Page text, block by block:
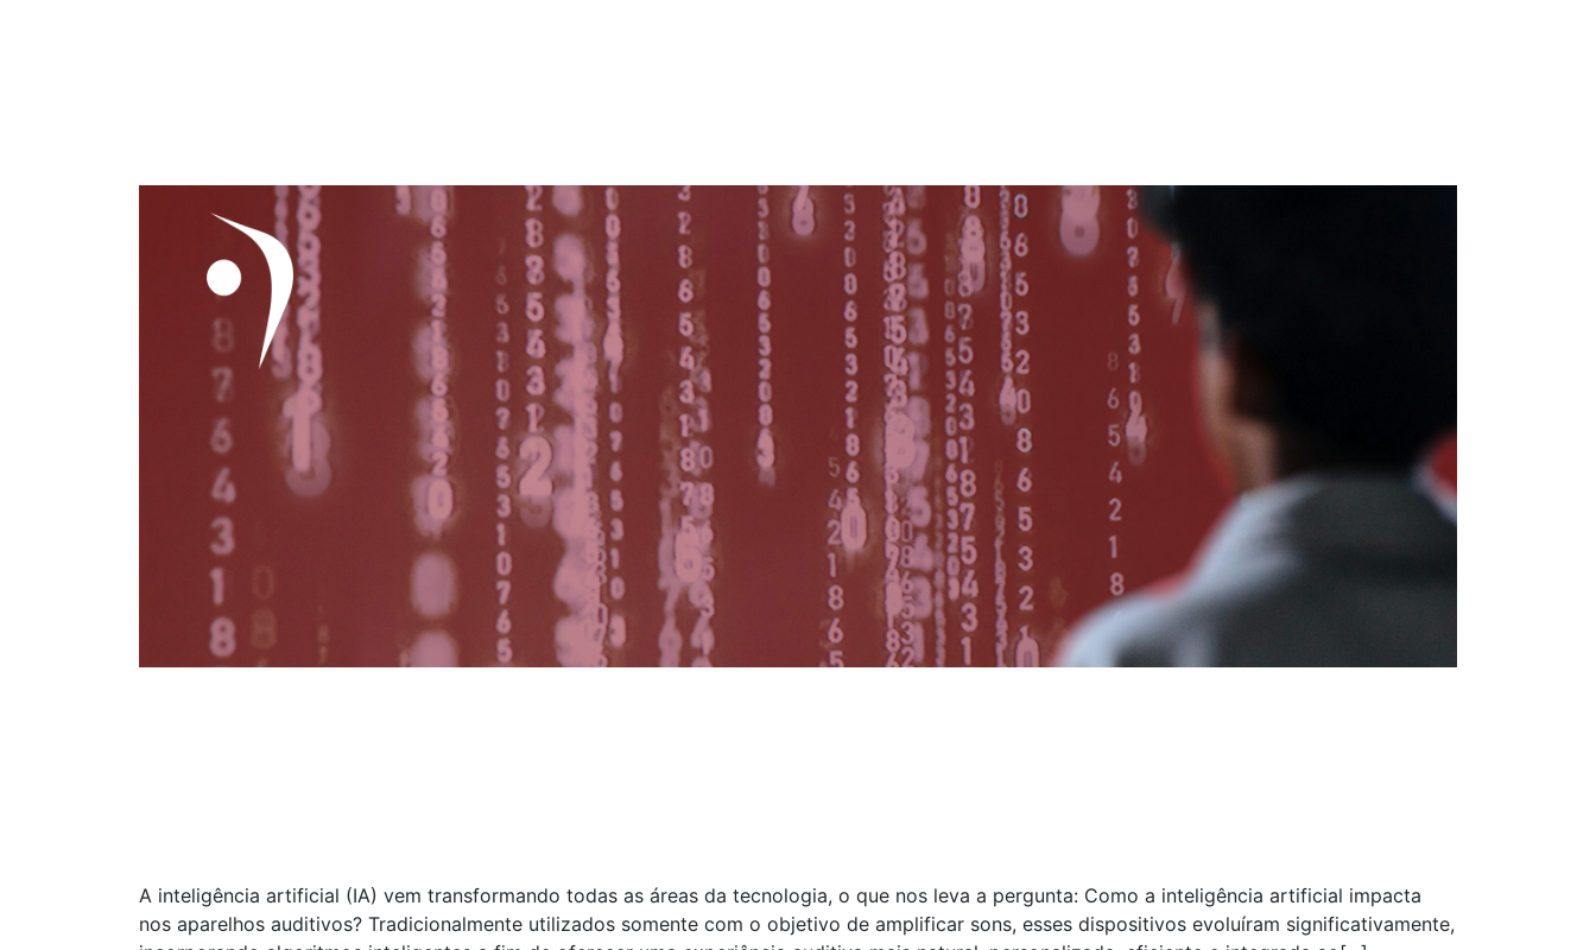
A inteligência artificial (IA) vem transformando todas as áreas da tecnologia, o que nos leva a pergunta: Como a inteligência artificial impacta
nos aparelhos auditivos? Tradicionalmente utilizados somente com o objetivo de amplificar sons, esses dispositivos evoluíram significativamente,